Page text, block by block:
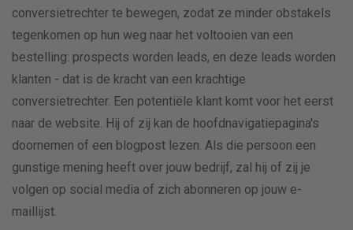
conversietrechter te bewegen, zodat ze minder obstakels
tegenkomen op hun weg naar het voltooien van een
bestelling: prospects worden leads, en deze leads worden
klanten - dat is de kracht van een krachtige
conversietrechter. Een potentiële klant komt voor het eerst
naar de website. Hij of zij kan de hoofdnavigatiepagina's
doornemen of een blogpost lezen. Als die persoon een
gunstige mening heeft over jouw bedrijf, zal hij of zij je
volgen op social media of zich abonneren op jouw e-
maillijst.